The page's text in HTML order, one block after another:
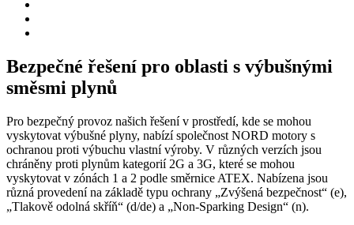
Bezpečné řešení pro oblasti s výbušnými
směsmi plynů
Pro bezpečný provoz našich řešení v prostředí, kde se mohou
vyskytovat výbušné plyny, nabízí společnost NORD motory s
ochranou proti výbuchu vlastní výroby. V různých verzích jsou
chráněny proti plynům kategorií 2G a 3G, které se mohou
vyskytovat v zónách 1 a 2 podle směrnice ATEX. Nabízena jsou
různá provedení na základě typu ochrany „Zvýšená bezpečnost“ (e),
„Tlakově odolná skříň“ (d/de) a „Non-Sparking Design“ (n).